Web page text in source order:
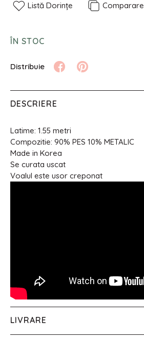
Listă Dorințe Comparare
ÎN STOC
DESCRIERE
Latime: 1.55 metri
Compozitie: 90% PES 10% METALIC
Made in Korea
Se curata uscat
Voalul este usor creponat
LIVRARE